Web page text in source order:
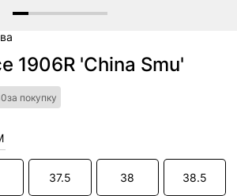
1906R 'China Smu'
за покупку
37.5 38 38.5